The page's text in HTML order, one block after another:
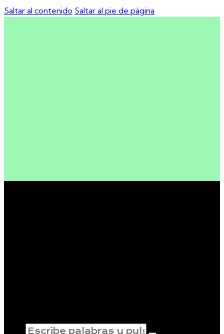
Saltar al contenido Saltar al pie de página